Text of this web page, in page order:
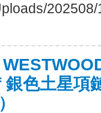
色土星項